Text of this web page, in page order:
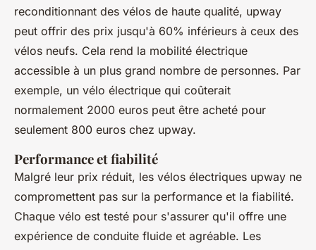
reconditionnant des vélos de haute qualité, upway
peut offrir des prix jusqu'à 60% inférieurs à ceux des
vélos neufs. Cela rend la mobilité électrique
accessible à un plus grand nombre de personnes. Par
exemple, un vélo électrique qui coûterait
normalement 2000 euros peut être acheté pour
seulement 800 euros chez upway.
Performance et fiabilité
Malgré leur prix réduit, les vélos électriques upway ne
compromettent pas sur la performance et la fiabilité.
Chaque vélo est testé pour s'assurer qu'il offre une
expérience de conduite fluide et agréable. Les